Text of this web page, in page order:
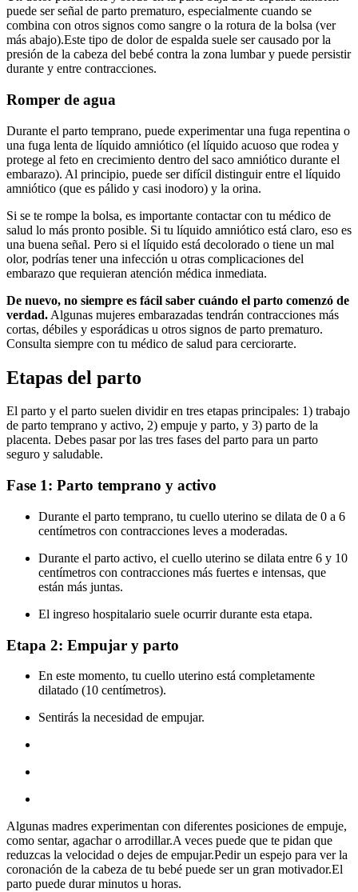
puede ser señal de parto prematuro, especialmente cuando se
combina con otros signos como sangre o la rotura de la bolsa (ver
más abajo).Este tipo de dolor de espalda suele ser causado por la
presión de la cabeza del bebé contra la zona lumbar y puede persistir
durante y entre contracciones.
Romper de agua
Durante el parto temprano, puede experimentar una fuga repentina o
una fuga lenta de líquido amniótico (el líquido acuoso que rodea y
protege al feto en crecimiento dentro del saco amniótico durante el
embarazo). Al principio, puede ser difícil distinguir entre el líquido
amniótico (que es pálido y casi inodoro) y la orina.
Si se te rompe la bolsa, es importante contactar con tu médico de
salud lo más pronto posible. Si tu líquido amniótico está claro, eso es
una buena señal. Pero si el líquido está decolorado o tiene un mal
olor, podrías tener una infección u otras complicaciones del
embarazo que requieran atención médica inmediata.
De nuevo, no siempre es fácil saber cuándo el parto comenzó de
verdad. Algunas mujeres embarazadas tendrán contracciones más
cortas, débiles y esporádicas u otros signos de parto prematuro.
Consulta siempre con tu médico de salud para cerciorarte.
Etapas del parto
El parto y el parto suelen dividir en tres etapas principales: 1) trabajo
de parto temprano y activo, 2) empuje y parto, y 3) parto de la
placenta. Debes pasar por las tres fases del parto para un parto
seguro y saludable.
Fase 1: Parto temprano y activo
Durante el parto temprano, tu cuello uterino se dilata de 0 a 6
centímetros con contracciones leves a moderadas.
Durante el parto activo, el cuello uterino se dilata entre 6 y 10
centímetros con contracciones más fuertes e intensas, que
están más juntas.
El ingreso hospitalario suele ocurrir durante esta etapa.
Etapa 2: Empujar y parto
En este momento, tu cuello uterino está completamente
dilatado (10 centímetros).
Sentirás la necesidad de empujar.
Algunas madres experimentan con diferentes posiciones de empuje,
como sentar, agachar o arrodillar.A veces puede que te pidan que
reduzcas la velocidad o dejes de empujar.Pedir un espejo para ver la
coronación de la cabeza de tu bebé puede ser un gran motivador.El
parto puede durar minutos u horas.